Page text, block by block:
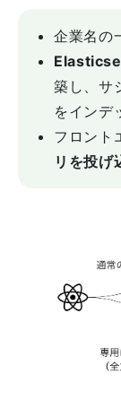
企業名の
築し、サ
をインデ
フロント
リを投げ